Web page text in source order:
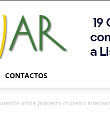
Viajar
Magazine
Online
CONTACTOS
inicia primeiro cruzeiro